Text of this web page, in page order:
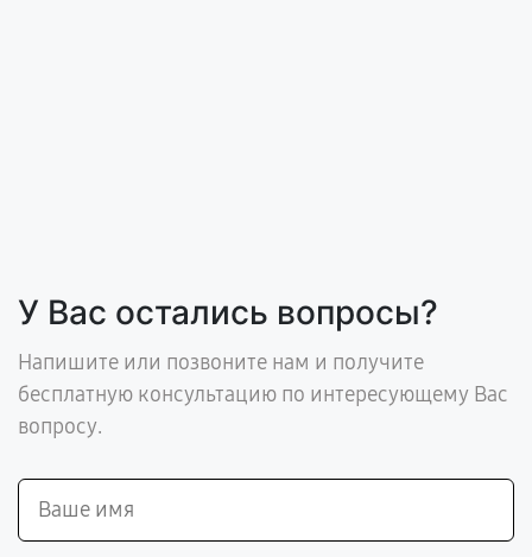
У Вас остались вопросы?
Напишите или позвоните нам и получите
бесплатную консультацию по интересующему Вас
вопросу.